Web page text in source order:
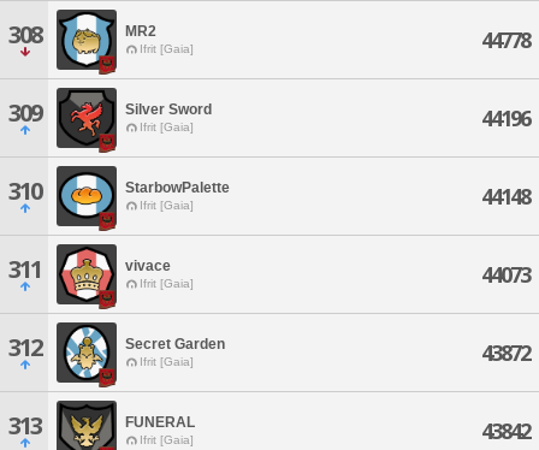
308 MR2
Ifrit [Gaia] 44778
309 Silver Sword
Ifrit [Gaia] 44196
310 StarbowPalette
Ifrit [Gaia] 44148
311 vivace
Ifrit [Gaia] 44073
312 Secret Garden
Ifrit [Gaia] 43872
313 FUNERAL
Ifrit [Gaia] 43842